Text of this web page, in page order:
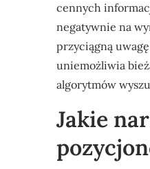
cennych
negatywnie na
przyciągną
uniemożliwia
algorytmów
Jakie